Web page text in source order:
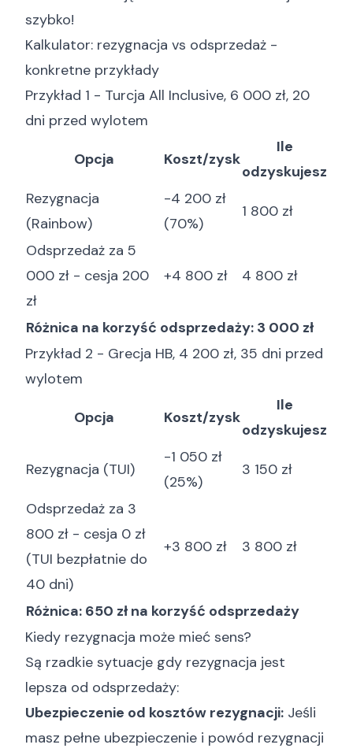
szybko!
Kalkulator: rezygnacja vs odsprzedaż -
konkretne przykłady
Przykład 1 - Turcja All Inclusive, 6 000 zł, 20
dni przed wylotem
Opcja Koszt/zysk
Ile
odzyskujesz
Rezygnacja
(Rainbow)
-4 200 zł
(70%)
1 800 zł
Odsprzedaż za 5
000 zł - cesja 200
zł
+4 800 zł 4 800 zł
Różnica na korzyść odsprzedaży: 3 000 zł
Przykład 2 - Grecja HB, 4 200 zł, 35 dni przed
wylotem
Opcja Koszt/zysk
Ile
odzyskujesz
Rezygnacja (TUI)
-1 050 zł
(25%)
3 150 zł
Odsprzedaż za 3
800 zł - cesja 0 zł
(TUI bezpłatnie do
40 dni)
+3 800 zł 3 800 zł
Różnica: 650 zł na korzyść odsprzedaży
Kiedy rezygnacja może mieć sens?
Są rzadkie sytuacje gdy rezygnacja jest
lepsza od odsprzedaży:
Ubezpieczenie od kosztów rezygnacji: Jeśli
masz pełne ubezpieczenie i powód rezygnacji